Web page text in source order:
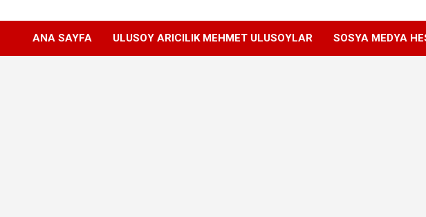
ANA SAYFA ULUSOY ARICILIK MEHMET ULUSOYLAR SOSYA MEDYA